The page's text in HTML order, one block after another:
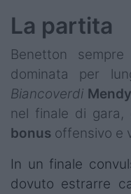
La partita
Benetton
dominata per
Biancoverdi Mendy
nel finale di gara,
bonus offensivo e
In un finale
dovuto estrarre